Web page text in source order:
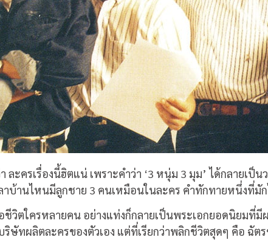
ละครเรื่องนี้ฮิตแน่ เพราะคำว่า ‘3 หนุ่ม 3 มุม’ ได้กลาย
าบ้านไหนมีลูกชาย 3 คนเหมือนในละคร คำทักทายหนึ่งที่มั
วิตใครหลายคน อย่างแท่งก็กลายเป็นพระเอกยอดนิยมที่
ริษัทผลิตละครของตัวเอง แต่ที่เรียกว่าพลิกชีวิตสุดๆ คือ ฉั